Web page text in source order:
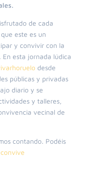
de cada
este es un
y convivir con la
En esta jornada lúdica
desde
públicas y privadas
diario y se
y talleres,
vecinal de
contando. Podéis